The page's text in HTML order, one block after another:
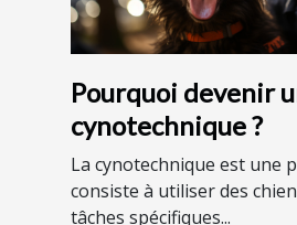
Pourquoi devenir
cynotechnique ?
La cynotechnique est une
consiste à utiliser des
tâches spécifiques...